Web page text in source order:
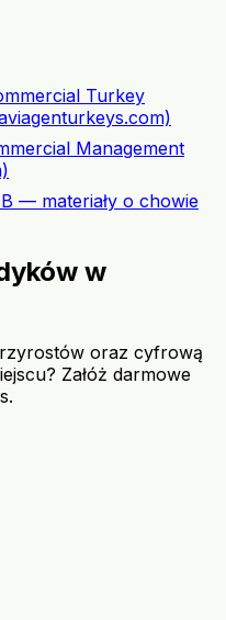
Turkey
Management
— materiały o chowie
w
oraz cyfrową
Załóż darmowe